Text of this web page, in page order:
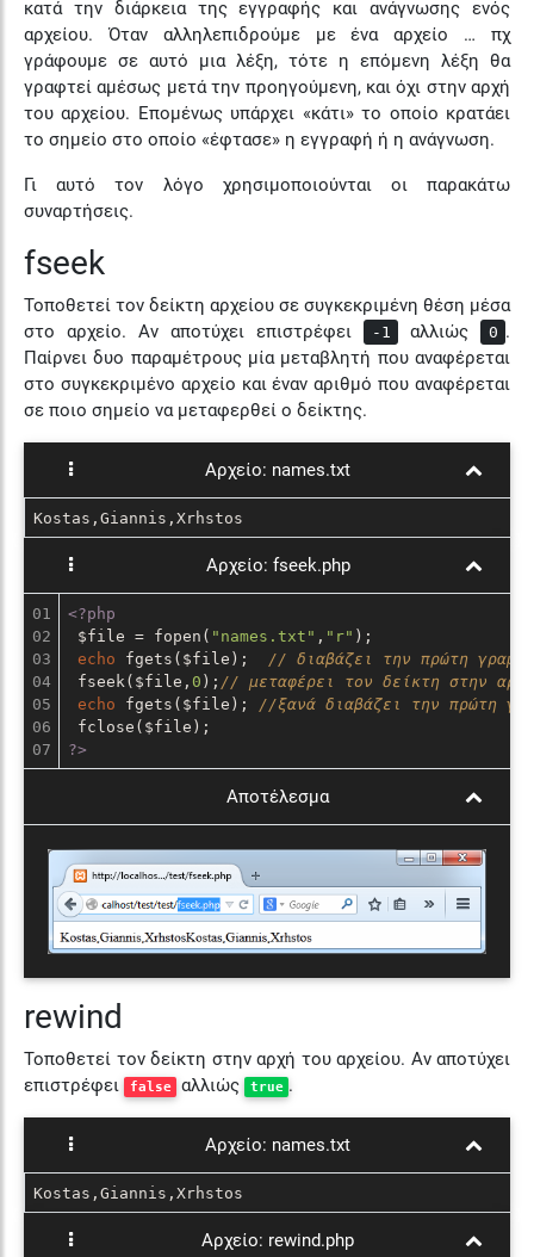
κατά την διάρκεια της εγγραφής και ανάγνωσης ενός
αρχείου. Όταν αλληλεπιδρούμε με ένα αρχείο … πχ
γράφουμε σε αυτό μια λέξη, τότε η επόμενη λέξη θα
γραφτεί αμέσως μετά την προηγούμενη, και όχι στην αρχή
του αρχείου. Επομένως υπάρχει «κάτι» το οποίο κρατάει
το σημείο στο οποίο «έφτασε» η εγγραφή ή η ανάγνωση.
Γι αυτό τον λόγο χρησιμοποιούνται οι παρακάτω
συναρτήσεις.
fseek
Τοποθετεί τον δείκτη αρχείου σε συγκεκριμένη θέση μέσα
στο αρχείο. Αν αποτύχει επιστρέφει
-1 αλλιώς 0 .
Παίρνει δυο παραμέτρους μία μεταβλητή που αναφέρεται
στο συγκεκριμένο αρχείο και έναν αριθμό που αναφέρεται
σε ποιο σημείο να μεταφερθεί ο δείκτης.
Αρχείο: names.txt
Kostas,Giannis,Xrhstos
Αρχείο: fseek.php
01
02
03
04
05
06
<?php
$file = fopen( "names.txt" , "r" );
echo fgets($file); // διαβάζει την πρώτη γραμμή
fseek($file, 0 ); // μεταφέρει τον δείκτη στην αρχή
echo fgets($file); //ξανά διαβάζει την πρώτη
?>
Αποτέλεσμα
rewind
Τοποθετεί τον δείκτη στην αρχή του αρχείου. Αν αποτύχει
επιστρέφει
false αλλιώς true .
Αρχείο: names.txt
Kostas,Giannis,Xrhstos
Αρχείο: rewind.php